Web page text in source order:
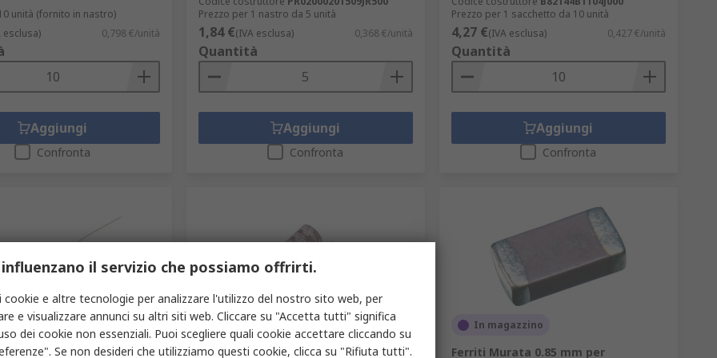
unità (fornito in nastro)
esclusa) 0,798 €/unità
Aggiungi
Confronta
Prezzo per 1 nastro da 5 unità
1,84 €(IVA esclusa) 0,368 €/unità
Quantità
Aggiungi
Confronta
Prezzo per 1 sacchetto da 10 unità
4,27 €(IVA esclusa) 0,427 €/unità
Quantità
Aggiungi
Confronta
TE Connectivity serie
In magazzino
Condensatore CHEMI-CON, serie LXS,
In magazzino
Ferriti Murata 0.85 mm per
il servizio che possiamo offrirti.
cookie e altre tecnologie per analizzare l'utilizzo del nostro sito web, per
e visualizzare annunci su altri siti web. Cliccare su "Accetta tutti" significa
dei cookie non essenziali. Puoi scegliere quali cookie accettare cliccando su
Se non desideri che utilizziamo questi cookie, clicca su "Rifiuta tutti".